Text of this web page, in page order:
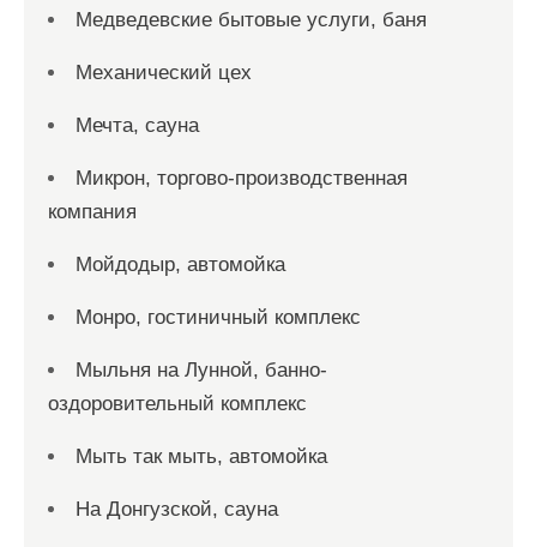
Медведевские бытовые услуги, баня
Механический цех
Мечта, сауна
Микрон, торгово-производственная
компания
Мойдодыр, автомойка
Монро, гостиничный комплекс
Мыльня на Лунной, банно-
оздоровительный комплекс
Мыть так мыть, автомойка
На Донгузской, сауна